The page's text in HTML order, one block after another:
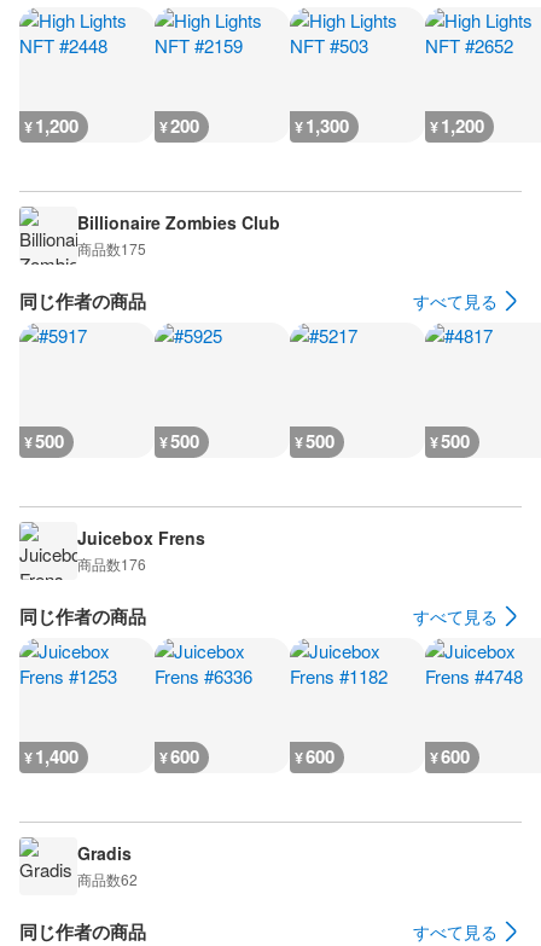
¥1,200 ¥200 ¥1,300 ¥1,200
Billionaire Zombies Club
商品数175
同じ作者の商品 すべて見る
¥500 ¥500 ¥500 ¥500
Juicebox Frens
商品数176
同じ作者の商品 すべて見る
¥1,400 ¥600 ¥600 ¥600
Gradis
商品数62
同じ作者の商品 すべて見る